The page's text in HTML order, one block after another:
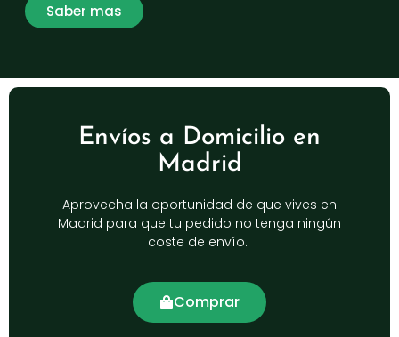
Saber mas
Envíos a Domicilio en
Madrid
Aprovecha la oportunidad de que vives en
Madrid para que tu pedido no tenga ningún
coste de envío.
Comprar